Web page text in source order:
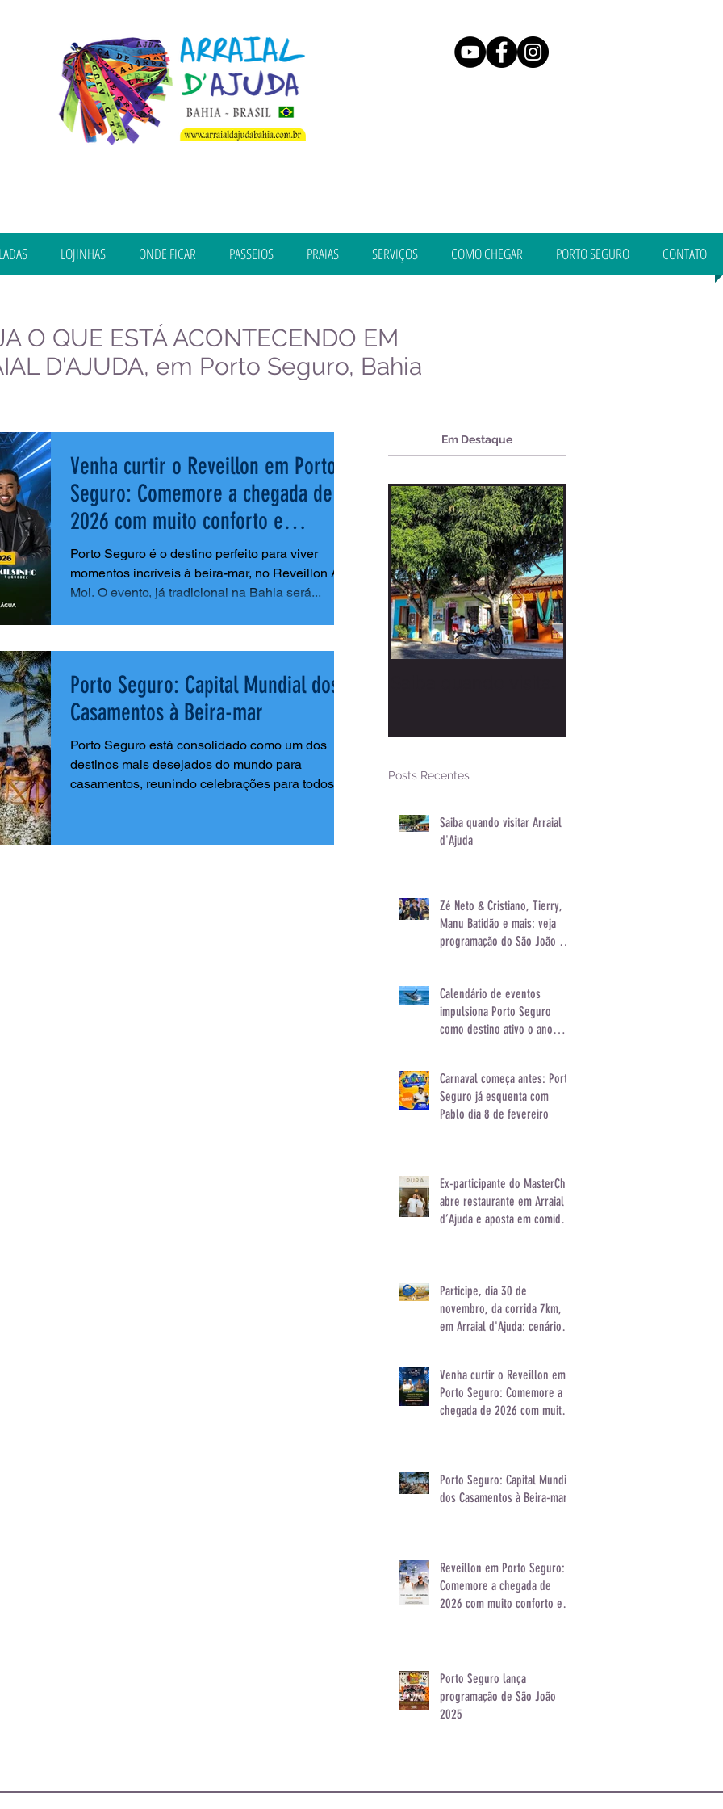
LOJINHAS ONDE FICAR PASSEIOS PRAIAS SERVIÇOS COMO CHEGAR PORTO SEGURO CONTATO
O QUE ESTÁ ACONTECENDO EM
D'AJUDA, em Porto Seguro, Bahia
Venha curtir o Reveillon em Porto
Seguro: Comemore a chegada de
2026 com muito conforto e
animação
Porto Seguro é o destino perfeito para viver
momentos incríveis à beira-mar, no Reveillon Axé
Moi. O evento, já tradicional na Bahia será...
Porto Seguro: Capital Mundial dos
Casamentos à Beira-mar
Porto Seguro está consolidado como um dos
destinos mais desejados do mundo para
casamentos, reunindo celebrações para todos os
Em Destaque
Posts Recentes
Saiba quando visitar Arraial
d'Ajuda
Zé Neto & Cristiano, Tierry,
Manu Batidão e mais: veja
programação do São João de
Calendário de eventos
impulsiona Porto Seguro
como destino ativo o ano
Carnaval começa antes: Porto
Seguro já esquenta com
Pablo dia 8 de fevereiro
Ex-participante do MasterChef
abre restaurante em Arraial
d’Ajuda e aposta em comida
Participe, dia 30 de
novembro, da corrida 7km,
em Arraial d'Ajuda: cenário
experiência única
Venha curtir o Reveillon em
Porto Seguro: Comemore a
chegada de 2026 com muito
Porto Seguro: Capital Mundial
dos Casamentos à Beira-mar
Reveillon em Porto Seguro:
Comemore a chegada de
2026 com muito conforto e
Porto Seguro lança
programação de São João
2025